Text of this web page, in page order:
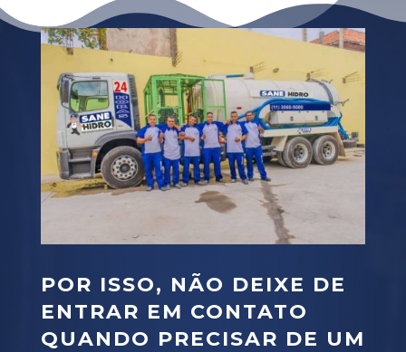
POR ISSO, NÃO DEIXE DE
ENTRAR EM CONTATO
QUANDO PRECISAR DE UM